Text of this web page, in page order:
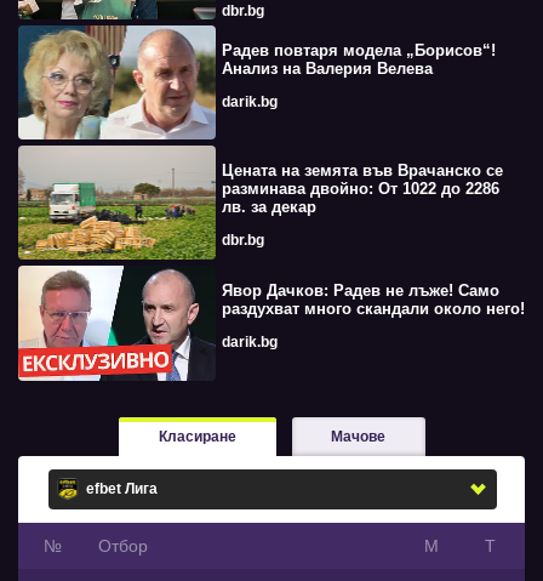
dbr.bg
Радев повтаря модела „Борисов“!
Анализ на Валерия Велева
darik.bg
Цената на земята във Врачанско се
разминава двойно: От 1022 до 2286
лв. за декар
dbr.bg
Явор Дачков: Радев не лъже! Само
раздухват много скандали около него!
darik.bg
Класиране Мачове
№ Oтбор М Т